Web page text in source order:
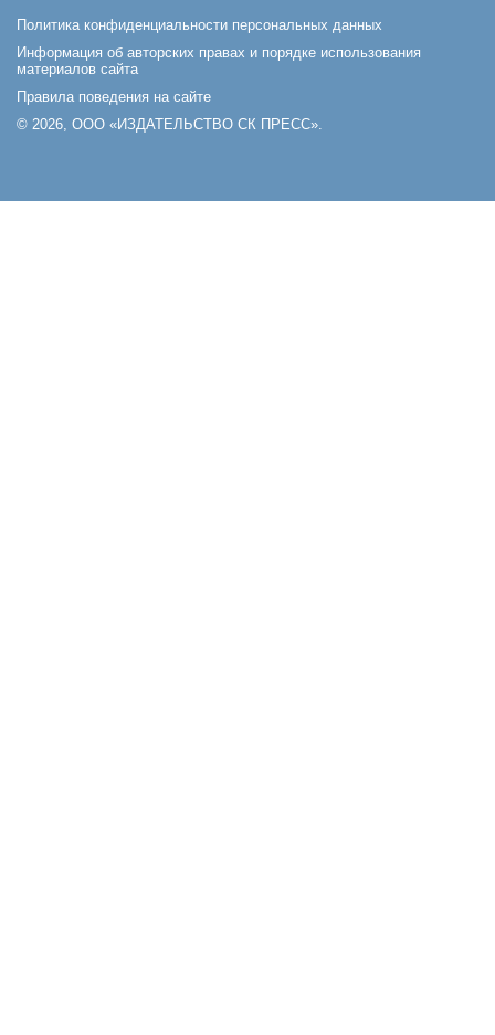
Политика конфиденциальности персональных данных
Информация об авторских правах и порядке использования
материалов сайта
Правила поведения на сайте
© 2026, ООО «ИЗДАТЕЛЬСТВО СК ПРЕСС».